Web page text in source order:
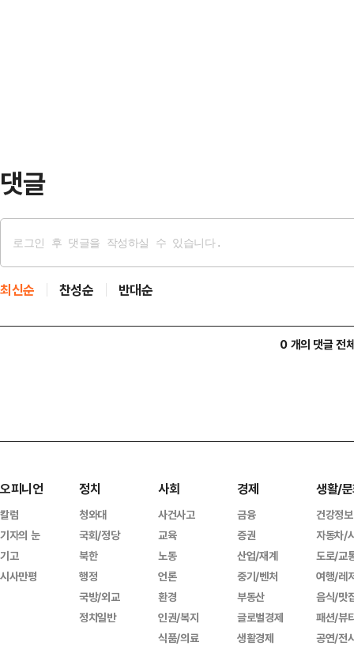
댓글
최신순 찬성순 반대순
0 개의 댓글 전
오피니언
칼럼
기자의 눈
기고
시사만평
정치
청와대
국회/정당
북한
행정
국방/외교
정치일반
사회
사건사고
교육
노동
언론
환경
인권/복지
식품/의료
경제
금융
증권
산업/재계
중기/벤처
부동산
글로벌경제
생활경제
생활/
건강정보
자동차/
도로/교
여행/레
음식/맛
패션/뷰
공연/전